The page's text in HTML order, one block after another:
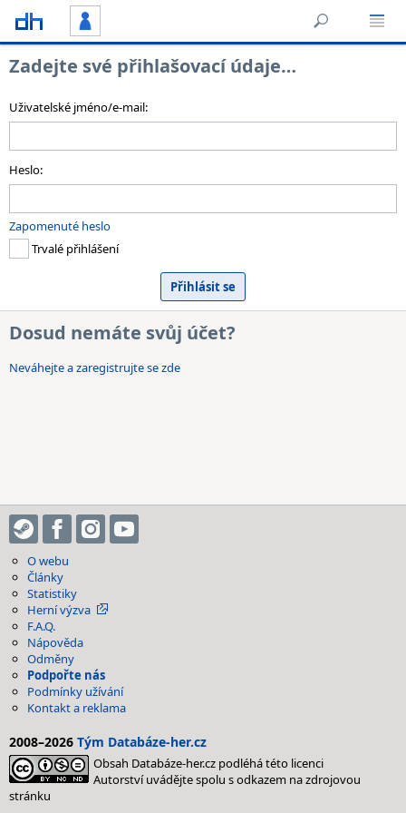
Zadejte své přihlašovací údaje…
Uživatelské jméno/e-mail:
Heslo:
Zapomenuté heslo
Trvalé přihlášení
Dosud nemáte svůj účet?
Neváhejte a zaregistrujte se zde
O webu
Články
Statistiky
Herní výzva
F.A.Q.
Nápověda
Odměny
Podpořte nás
Podmínky užívání
Kontakt a reklama
2008–2026 Tým Databáze-her.cz
Obsah Databáze-her.cz podléhá této licenci
Autorství uvádějte spolu s odkazem na zdrojovou
stránku